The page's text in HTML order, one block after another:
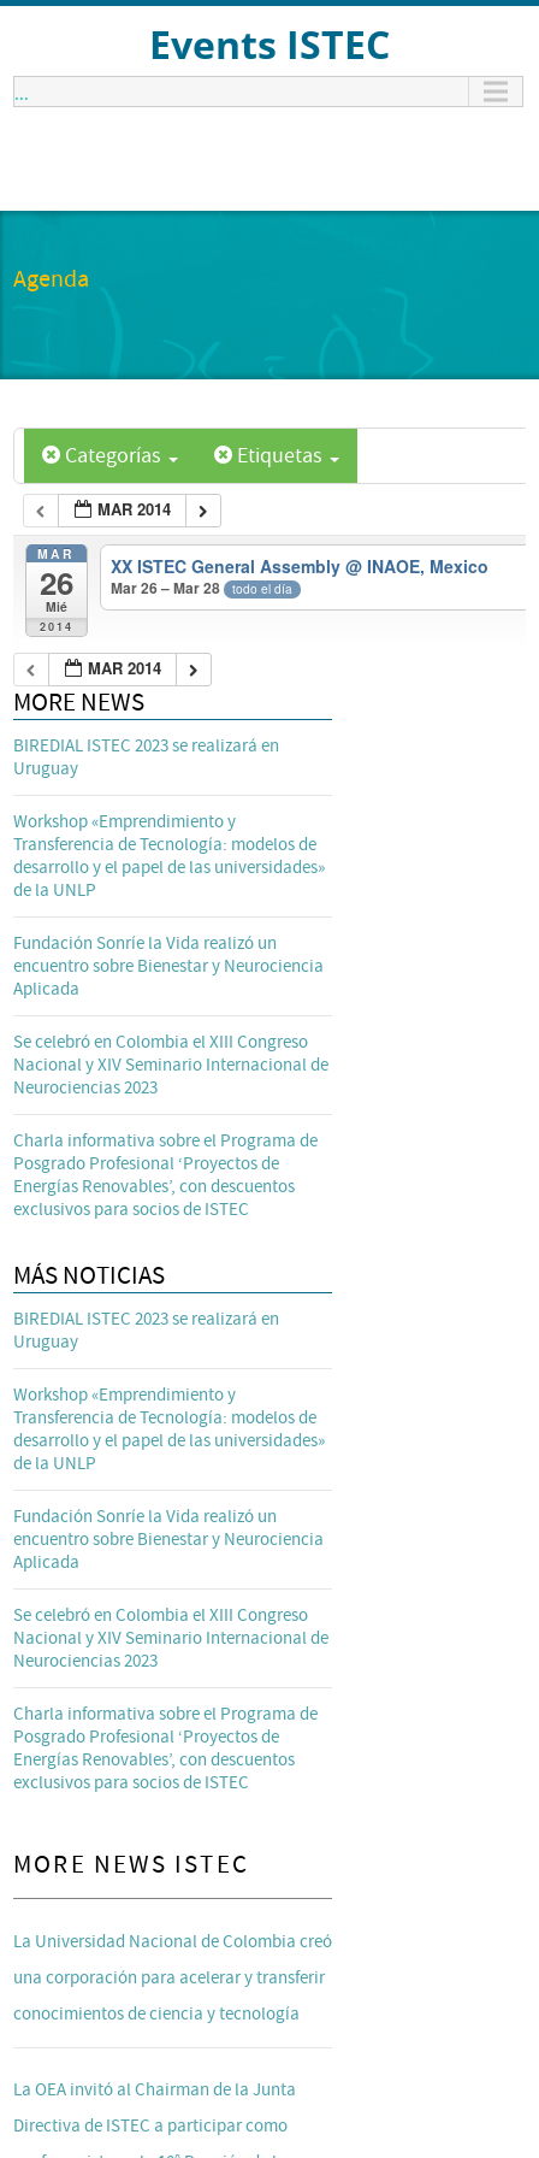
Events ISTEC
...
Agenda
Categorías Etiquetas
MAR 2014
MAR
26
Mié
2014
XX ISTEC General Assembly @ INAOE, Mexico
Mar 26 – Mar 28 todo el día
MAR 2014
MORE NEWS
BIREDIAL ISTEC 2023 se realizará en
Uruguay
Workshop «Emprendimiento y
Transferencia de Tecnología: modelos de
desarrollo y el papel de las universidades»
de la UNLP
Fundación Sonríe la Vida realizó un
encuentro sobre Bienestar y Neurociencia
Aplicada
Se celebró en Colombia el XIII Congreso
Nacional y XIV Seminario Internacional de
Neurociencias 2023
Charla informativa sobre el Programa de
Posgrado Profesional ‘Proyectos de
Energías Renovables’, con descuentos
exclusivos para socios de ISTEC
MÁS NOTICIAS
BIREDIAL ISTEC 2023 se realizará en
Uruguay
Workshop «Emprendimiento y
Transferencia de Tecnología: modelos de
desarrollo y el papel de las universidades»
de la UNLP
Fundación Sonríe la Vida realizó un
encuentro sobre Bienestar y Neurociencia
Aplicada
Se celebró en Colombia el XIII Congreso
Nacional y XIV Seminario Internacional de
Neurociencias 2023
Charla informativa sobre el Programa de
Posgrado Profesional ‘Proyectos de
Energías Renovables’, con descuentos
exclusivos para socios de ISTEC
MORE NEWS ISTEC
La Universidad Nacional de Colombia creó
una corporación para acelerar y transferir
conocimientos de ciencia y tecnología
La OEA invitó al Chairman de la Junta
Directiva de ISTEC a participar como